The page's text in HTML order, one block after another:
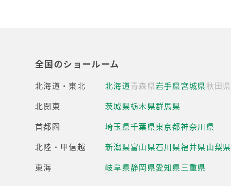
全国のショールーム
北海道・東北 北海道青森県岩手県宮城県秋田県
北関東
茨城県栃木県群馬県
首都圏
埼玉県千葉県東京都神奈川県
北陸・甲信越
新潟県富山県石川県福井県山梨県
東海
岐阜県静岡県愛知県三重県